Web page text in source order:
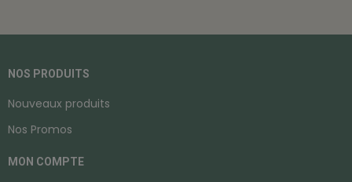
NOS PRODUITS
Nouveaux produits
Nos Promos
MON COMPTE